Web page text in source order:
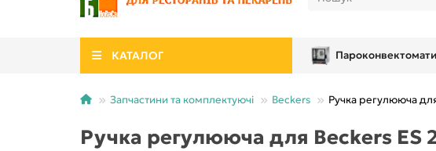
КАТАЛОГ Пароконвектомати
Запчастини та комплектуючі Beckers Ручка регулююча
Ручка регулююча для Beckers ES